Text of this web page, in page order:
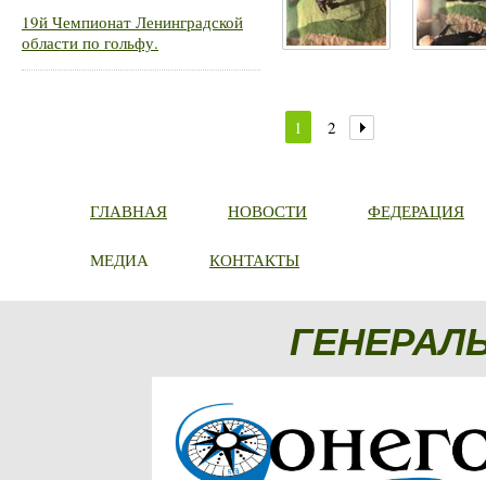
19й Чемпионат Ленинградской
области по гольфу.
1 2
ГЛАВНАЯ НОВОСТИ ФЕДЕРАЦИЯ
МЕДИА КОНТАКТЫ